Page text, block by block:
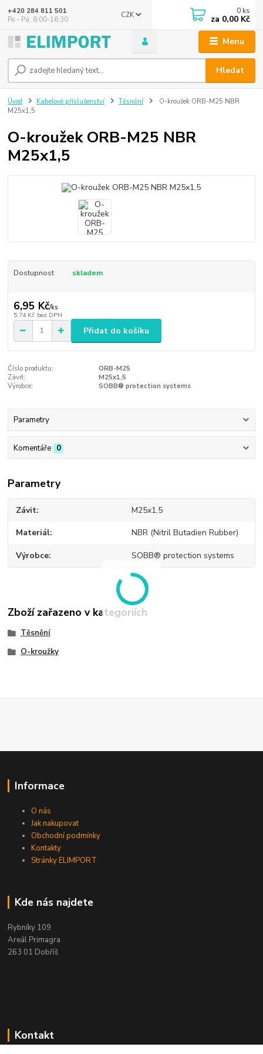
Menu
CZK
Hledat
+420 284 811 501
Po - Pá, 8:00-16:30
0 ks
za 0,00 Kč
Úvod Kabelové příslušenství Těsnění
O-kroužek ORB-M25 NBR
M25x1,5
O-kroužek ORB-M25 NBR
M25x1,5
Dostupnost skladem
6,95 Kč/ks
5,74 Kč bez DPH
Přidat do košíku
Číslo produktu:
ORB-M25
Závit:
M25x1,5
Výrobce:
SOBB® protection systems
Parametry
Komentáře 0
Parametry
Závit M25x1,5
Materiál NBR (Nitril Butadien Rubber)
Výrobce SOBB® protection systems
Zboží zařazeno v kategoriích
Těsnění
O-kroužky
Informace
O nás
Jak nakupovat
Obchodní podmínky
Kontakty
Stránky ELIMPORT
Kde nás najdete
Rybníky 109
Areál Primagra
263 01 Dobříš
Kontakt